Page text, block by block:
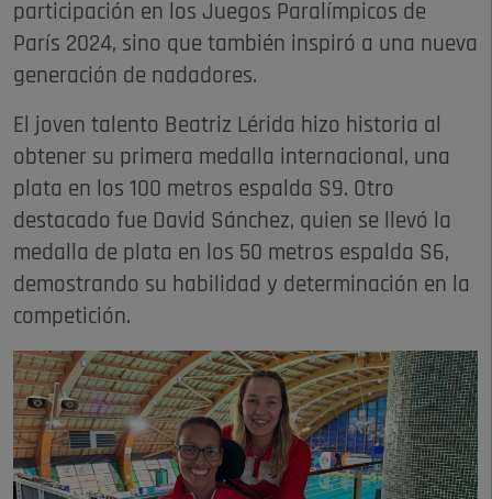
participación en los Juegos Paralímpicos de
París 2024, sino que también inspiró a una nueva
generación de nadadores.
El joven talento Beatriz Lérida hizo historia al
obtener su primera medalla internacional, una
plata en los 100 metros espalda S9. Otro
destacado fue David Sánchez, quien se llevó la
medalla de plata en los 50 metros espalda S6,
demostrando su habilidad y determinación en la
competición.